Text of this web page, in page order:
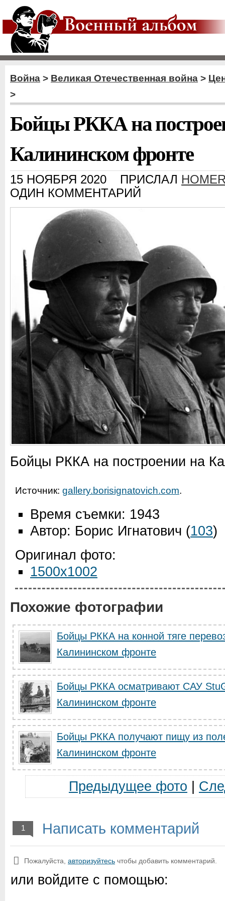
Война > Великая Отечественная война >
>
Бойцы РККА на
Калининском фронте
15 НОЯБРЯ 2020 ПРИСЛАЛ
ОДИН КОММЕНТАРИЙ
Бойцы РККА на построении на
Источник: gallery.borisignatovich.com.
Время съемки: 1943
Автор: Борис Игнатович (103)
Оригинал фото:
1500x1002
Похожие фотографии
Бойцы РККА на конной тяге
Калининском фронте
Бойцы РККА осматривают САУ
Калининском фронте
Бойцы РККА получают пищу из
Калининском фронте
Предыдущее фото
1 Написать комментарий
Пожалуйста, авторизуйтесь чтобы добавить комментарий.
или войдите с помощью: